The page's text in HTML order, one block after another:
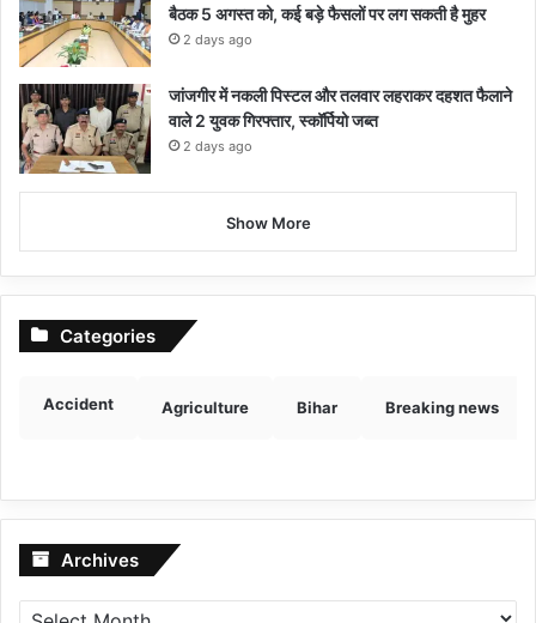
बैठक 5 अगस्त को, कई बड़े फैसलों पर लग सकती है मुहर
2 days ago
जांजगीर में नकली पिस्टल और तलवार लहराकर दहशत फैलाने
वाले 2 युवक गिरफ्तार, स्कॉर्पियो जब्त
2 days ago
Show More
Categories
Accident Agriculture Bihar Breaking news
Archives Archives